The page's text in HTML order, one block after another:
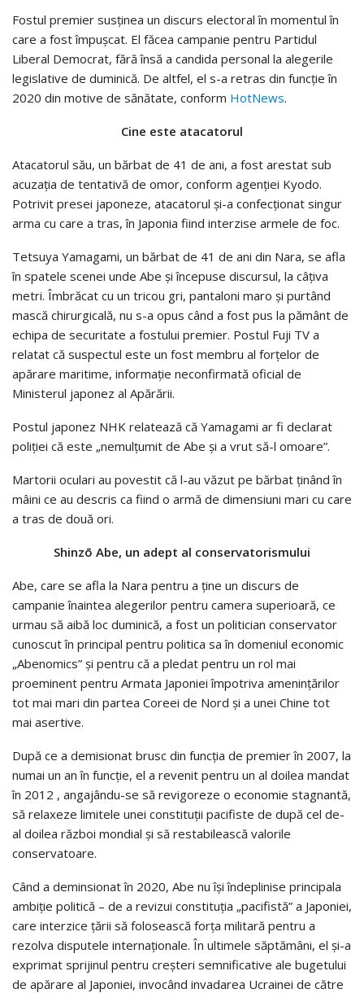
Fostul premier susținea un discurs electoral în momentul în
care a fost împușcat. El făcea campanie pentru Partidul
Liberal Democrat, fără însă a candida personal la alegerile
legislative de duminică. De altfel, el s-a retras din funcție în
2020 din motive de sănătate, conform HotNews.
Cine este atacatorul
Atacatorul său, un bărbat de 41 de ani, a fost arestat sub
acuzația de tentativă de omor, conform agenției Kyodo.
Potrivit presei japoneze, atacatorul și-a confecționat singur
arma cu care a tras, în Japonia fiind interzise armele de foc.
Tetsuya Yamagami, un bărbat de 41 de ani din Nara, se afla
în spatele scenei unde Abe și începuse discursul, la câțiva
metri. Îmbrăcat cu un tricou gri, pantaloni maro și purtând
mască chirurgicală, nu s-a opus când a fost pus la pământ de
echipa de securitate a fostului premier. Postul Fuji TV a
relatat că suspectul este un fost membru al forţelor de
apărare maritime, informație neconfirmată oficial de
Ministerul japonez al Apărării.
Postul japonez NHK relatează că Yamagami ar fi declarat
poliției că este „nemulțumit de Abe şi a vrut să-l omoare”.
Martorii oculari au povestit că l-au văzut pe bărbat ținând în
mâini ce au descris ca fiind o armă de dimensiuni mari cu care
a tras de două ori.
Shinzō Abe, un adept al conservatorismului
Abe, care se afla la Nara pentru a ține un discurs de
campanie înaintea alegerilor pentru camera superioară, ce
urmau să aibă loc duminică, a fost un politician conservator
cunoscut în principal pentru politica sa în domeniul economic
„Abenomics” și pentru că a pledat pentru un rol mai
proeminent pentru Armata Japoniei împotriva amenințărilor
tot mai mari din partea Coreei de Nord și a unei Chine tot
mai asertive.
După ce a demisionat brusc din funcția de premier în 2007, la
numai un an în funcție, el a revenit pentru un al doilea mandat
în 2012 , angajându-se să revigoreze o economie stagnantă,
să relaxeze limitele unei constituții pacifiste de după cel de-
al doilea război mondial și să restabilească valorile
conservatoare.
Când a deminsionat în 2020, Abe nu își îndeplinise principala
ambiție politică – de a revizui constituția „pacifistă” a Japoniei,
care interzice țării să folosească forța militară pentru a
rezolva disputele internaționale. În ultimele săptămâni, el şi-a
exprimat sprijinul pentru creșteri semnificative ale bugetului
de apărare al Japoniei, invocând invadarea Ucrainei de către